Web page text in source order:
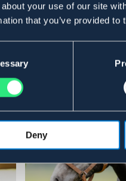
your use of our site
that you’ve provided
Deny